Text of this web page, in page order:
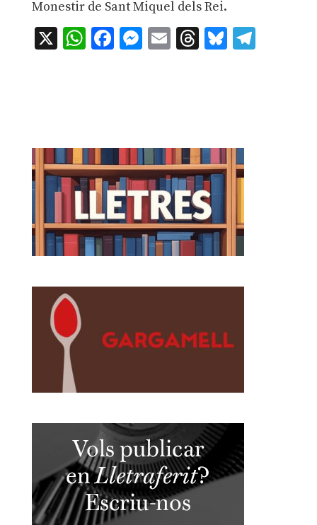
Monestir de Sant Miquel dels Rei.
X WhatsApp
Facebook
Messenger
EmailThreads
Bluesky